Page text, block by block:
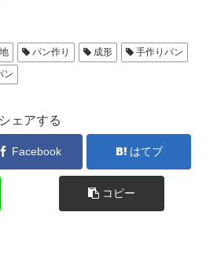
パン作り 成形
手作りパン
ン
シェアする
Facebook はてブ
コピー